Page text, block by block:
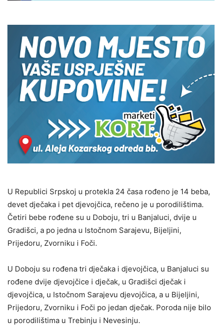
U Republici Srpskoj u protekla 24 časa rođeno je 14 beba,
devet dječaka i pet djevojčica, rečeno je u porodilištima.
Četiri bebe rođene su u Doboju, tri u Banjaluci, dvije u
Gradišci, a po jedna u Istočnom Sarajevu, Bijeljini,
Prijedoru, Zvorniku i Foči.
U Doboju su rođena tri dječaka i djevojčica, u Banjaluci su
rođene dvije djevojčice i dječak, u Gradišci dječak i
djevojčica, u Istočnom Sarajevu djevojčica, a u Bijeljini,
Prijedoru, Zvorniku i Foči po jedan dječak. Poroda nije bilo
u porodilištima u Trebinju i Nevesinju.